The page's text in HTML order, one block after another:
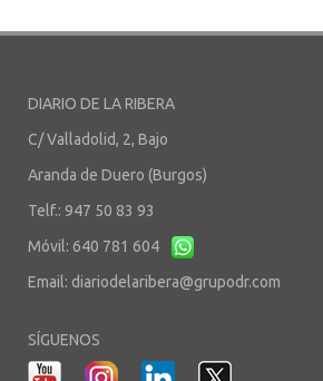
DIARIO DE LA RIBERA
C/ Valladolid, 2, Bajo
Aranda de Duero (Burgos)
Telf.: 947 50 83 93
Móvil: 640 781 604
Email: diariodelaribera@grupodr.com
SÍGUENOS